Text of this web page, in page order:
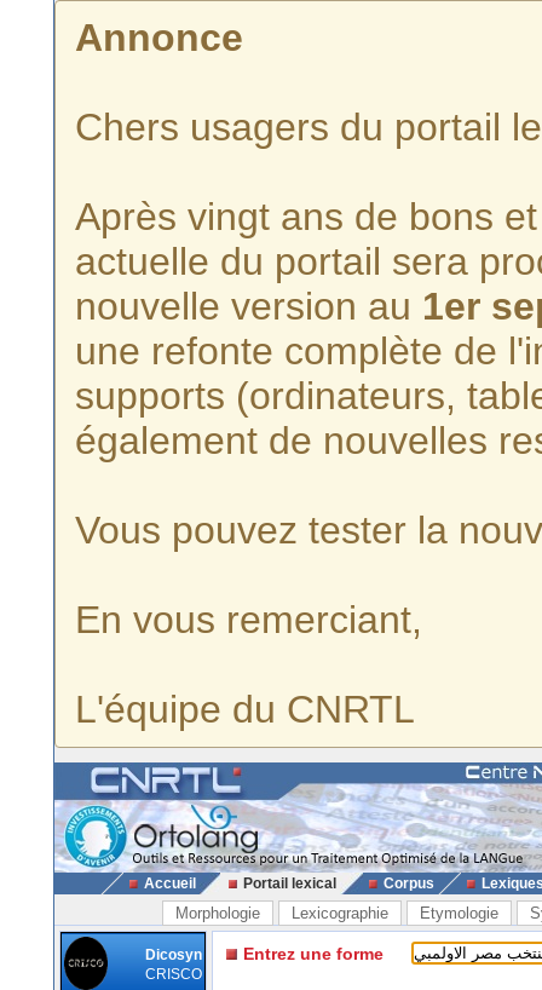
Annonce
Chers usagers du portail
Après vingt ans de bons
actuelle du portail sera
nouvelle version au 1er
une refonte complète de
supports (ordinateurs,
également de nouvelles
Vous pouvez tester la
En vous remerciant,
L'équipe du CNRTL
Accueil Portail lexical Corpus
Morphologie Lexicographie Etymologie
Dicosyn
CRISCO
Entrez une forme